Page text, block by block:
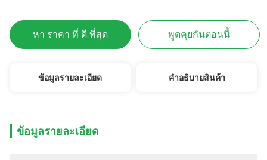
หา ราคา ที่ ดี ที่สุด พูดคุยกันตอนนี้
ข้อมูลรายละเอียด คําอธิบายสินค้า
ข้อมูลรายละเอียด